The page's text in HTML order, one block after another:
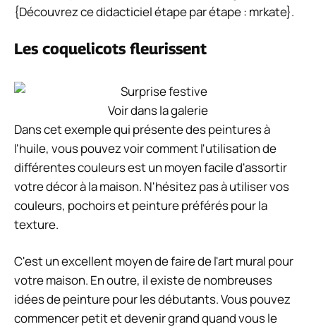
Voir dans la galerie
Voici une autre idée de peinture facile, mais celle-ci a
un message. Les peintures acryliques et
polyvalentes sont utilisées pour la plupart des idées
de peinture murale. N'ayez pas peur de vous salir les
mains avec un projet de toile DIY.
Les célébrations de vacances comme Halloween ou
sur toile, c'est un excellent moyen de célébrer des
jours spéciaux.